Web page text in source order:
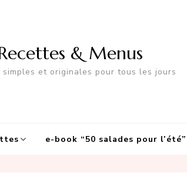
& Menus
et originales pour tous les jours
e-book “50 salades pour l’été”